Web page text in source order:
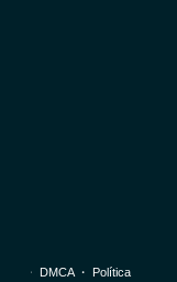
・ DMCA・ Política